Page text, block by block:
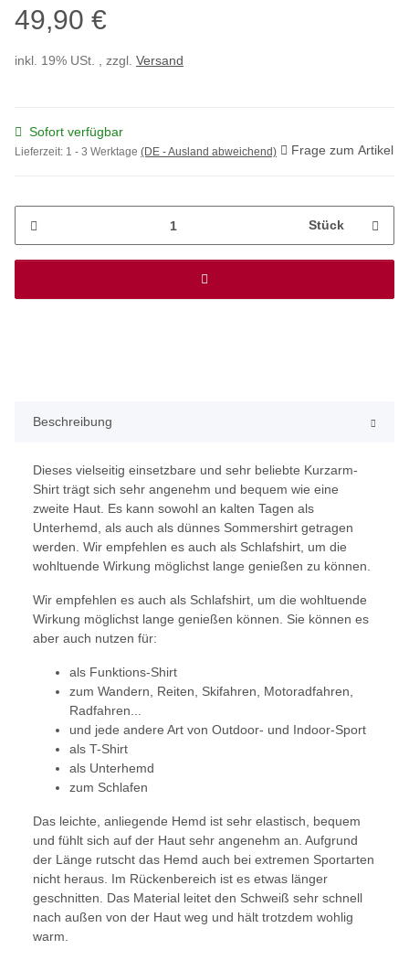
49,90 €
inkl. 19% USt. , zzgl. Versand
Sofort verfügbar
Lieferzeit: 1 - 3 Werktage (DE - Ausland abweichend) Frage zum Artikel
Stück
Beschreibung
Dieses vielseitig einsetzbare und sehr beliebte Kurzarm-
Shirt trägt sich sehr angenehm und bequem wie eine
zweite Haut. Es kann sowohl an kalten Tagen als
Unterhemd, als auch als dünnes Sommershirt getragen
werden. Wir empfehlen es auch als Schlafshirt, um die
wohltuende Wirkung möglichst lange genießen zu können.
Wir empfehlen es auch als Schlafshirt, um die wohltuende
Wirkung möglichst lange genießen können. Sie können es
aber auch nutzen für:
als Funktions-Shirt
zum Wandern, Reiten, Skifahren, Motoradfahren,
Radfahren...
und jede andere Art von Outdoor- und Indoor-Sport
als T-Shirt
als Unterhemd
zum Schlafen
Das leichte, anliegende Hemd ist sehr elastisch, bequem
und fühlt sich auf der Haut sehr angenehm an. Aufgrund
der Länge rutscht das Hemd auch bei extremen Sportarten
nicht heraus. Im Rückenbereich ist es etwas länger
geschnitten. Das Material leitet den Schweiß sehr schnell
nach außen von der Haut weg und hält trotzdem wohlig
warm.